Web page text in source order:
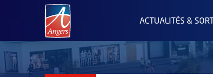
Angers.fr : Retour à l'accueil
ACTUALITÉS &